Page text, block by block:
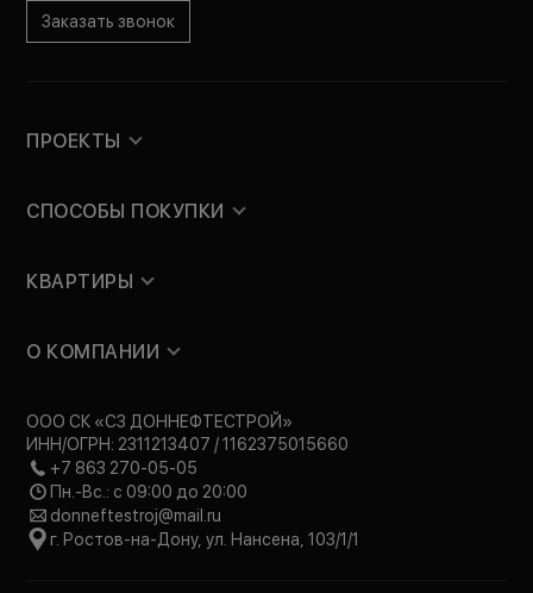
Заказать звонок
ПРОЕКТЫ
СПОСОБЫ ПОКУПКИ
КВАРТИРЫ
О КОМПАНИИ
ООО СК «СЗ ДОННЕФТЕСТРОЙ»
ИНН/ОГРН: 2311213407 / 1162375015660
+7 863 270-05-05
Пн.-Вс.: с 09:00 до 20:00
donneftestroj@mail.ru
г. Ростов-на-Дону, ул. Нансена, 103/1/1